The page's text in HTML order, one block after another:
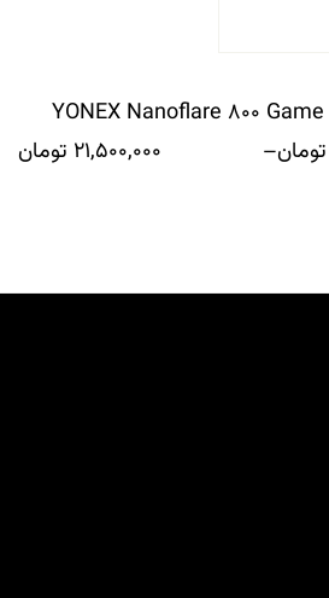
تومان–
21,500,000 تومان